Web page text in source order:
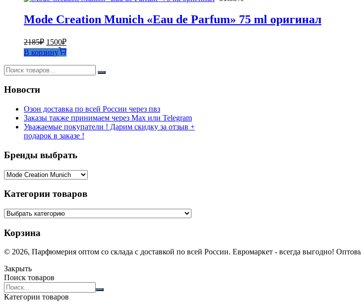
Mode Creation Munich «Eau de Parfum» 75 ml оригинал
2185₽ Первоначальная
цена
составляла
2185₽.
1500₽Текущая
цена:
1500₽.
В корзину
Новости
Озон доставка по всей России через пвз
Заказы также принимаем через Max или Telegram
Уважаемые покупатели ! Дарим скидку за отзыв +
подарок в заказе !
Бренды выбрать
Категории товаров
Корзина
© 2026, Парфюмерия оптом со склада с доставкой по всей России. Евромаркет - всегда выгодно!
Закрыть
Поиск товаров
Search
products:
Категории товаров